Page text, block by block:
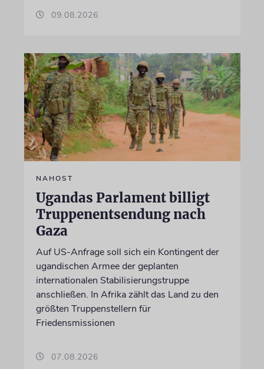
09.08.2026
NAHOST
Ugandas Parlament billigt
Truppenentsendung nach
Gaza
Auf US-Anfrage soll sich ein Kontingent der
ugandischen Armee der geplanten
internationalen Stabilisierungstruppe
anschließen. In Afrika zählt das Land zu den
größten Truppenstellern für
Friedensmissionen
07.08.2026